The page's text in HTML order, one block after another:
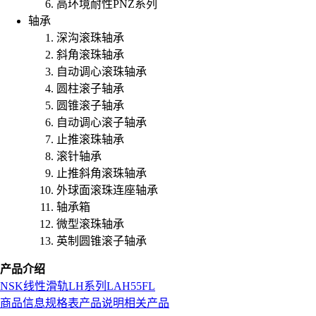
高环境耐性PNZ系列
轴承
深沟滚珠轴承
斜角滚珠轴承
自动调心滚珠轴承
圆柱滚子轴承
圆锥滚子轴承
自动调心滚子轴承
止推滚珠轴承
滚针轴承
止推斜角滚珠轴承
外球面滚珠连座轴承
轴承箱
微型滚珠轴承
英制圆锥滚子轴承
产品介绍
NSK线性滑轨LH系列 LAH55FL
商品信息规格表产品说明相关产品